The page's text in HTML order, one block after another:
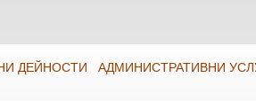
ДЕЙНОСТИ АДМИНИСТРАТИВНИ